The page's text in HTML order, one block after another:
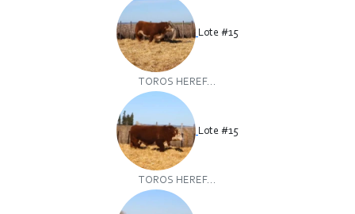
Lote #15
TOROS HEREF...
Lote #15
TOROS HEREF...